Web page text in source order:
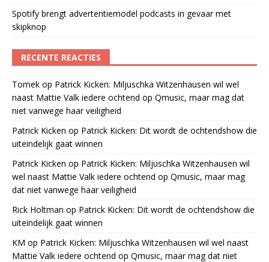
Spotify brengt advertentiemodel podcasts in gevaar met
skipknop
RECENTE REACTIES
Tomek op Patrick Kicken: Miljuschka Witzenhausen wil wel
naast Mattie Valk iedere ochtend op Qmusic, maar mag dat
niet vanwege haar veiligheid
Patrick Kicken op Patrick Kicken: Dit wordt de ochtendshow die
uiteindelijk gaat winnen
Patrick Kicken op Patrick Kicken: Miljuschka Witzenhausen wil
wel naast Mattie Valk iedere ochtend op Qmusic, maar mag
dat niet vanwege haar veiligheid
Rick Holtman op Patrick Kicken: Dit wordt de ochtendshow die
uiteindelijk gaat winnen
KM op Patrick Kicken: Miljuschka Witzenhausen wil wel naast
Mattie Valk iedere ochtend op Qmusic, maar mag dat niet